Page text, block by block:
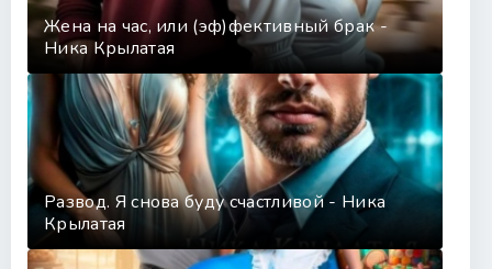
Жена на час, или (эф)фективный брак -
Ника Крылатая
Развод. Я снова буду счастливой - Ника
Крылатая